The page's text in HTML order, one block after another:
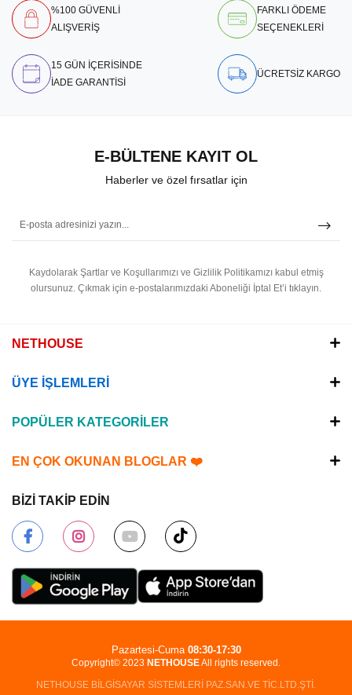
%100 GÜVENLİ
ALIŞVERİŞ
FARKLI ÖDEME
SEÇENEKLERİ
15 GÜN İÇERİSİNDE
İADE GARANTİSİ
ÜCRETSİZ KARGO
E-BÜLTENE KAYIT OL
Haberler ve özel fırsatlar için
Kaydolarak Şartlar ve Koşullarımızı ve Gizlilik Politikamızı kabul etmiş
olursunuz. Çıkmak için e-postalarımızdaki Aboneliği İptal Et’i tıklayın.
NETHOUSE
ÜYE İŞLEMLERİ
POPÜLER KATEGORİLER
EN ÇOK OKUNAN BLOGLAR ❤️
BİZİ TAKİP EDİN
Copyright© 2023 NETHOUSEAll rights reserved.
NETHOUSE BİLGİSAYAR SİSTEMLERİ PAZ.SAN.VE TİC.LTD.ŞTİ.
Pazartesi-Cuma 08:30-17:30